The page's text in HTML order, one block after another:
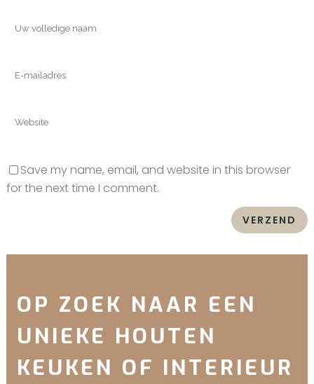
Save my name, email, and website in this browser
for the next time I comment.
OP ZOEK NAAR EEN
UNIEKE HOUTEN
KEUKEN OF INTERIEUR